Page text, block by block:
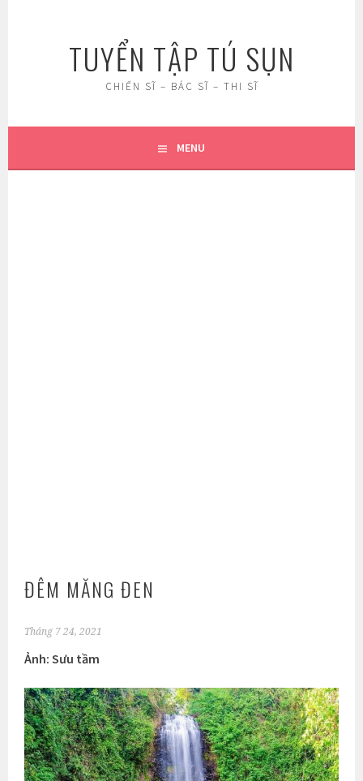
TUYỂN TẬP TÚ SỤN
CHIẾN SĨ – BÁC SĨ – THI SĨ
MENU
ĐÊM MĂNG ĐEN
Tháng 7 24, 2021
Ảnh: Sưu tầm